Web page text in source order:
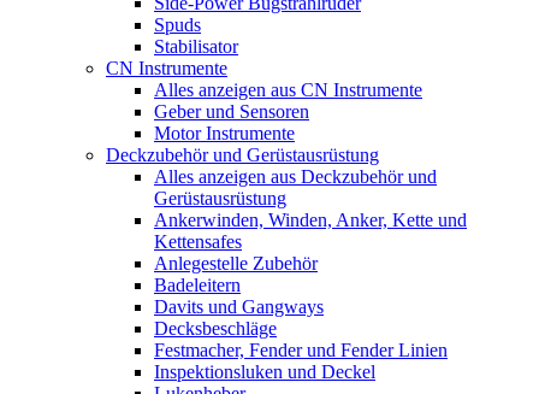
Spuds
Stabilisator
CN Instrumente
Alles anzeigen aus CN Instrumente
Geber und Sensoren
Motor Instrumente
Deckzubehör und Gerüstausrüstung
Alles anzeigen aus Deckzubehör und
Gerüstausrüstung
Ankerwinden, Winden, Anker, Kette und
Kettensafes
Anlegestelle Zubehör
Badeleitern
Davits und Gangways
Decksbeschläge
Festmacher, Fender und Fender Linien
Inspektionsluken und Deckel